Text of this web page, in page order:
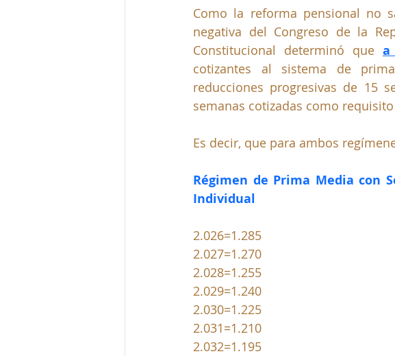
Como la reforma pensional no
negativa del Congreso de la
Constitucional determinó que a
cotizantes al sistema de
reducciones progresivas de 15
semanas cotizadas como
Es decir, que para ambos
Régimen de Prima Media
Individual